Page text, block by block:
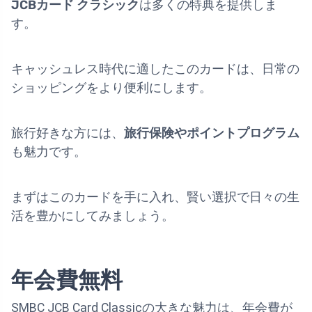
JCBカード クラシックは多くの特典を提供しま
す。
キャッシュレス時代に適したこのカードは、日常の
ショッピングをより便利にします。
旅行好きな方には、 旅行保険やポイントプログラム
も魅力です。
まずはこのカードを手に入れ、賢い選択で日々の生
活を豊かにしてみましょう。
年会費無料
SMBC JCB Card Classicの大きな魅力は、年会費が